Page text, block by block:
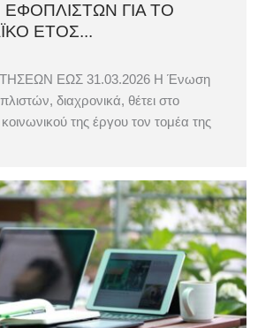
ΓΙΑ ΤΟ
ΕΤΟΣ...
ΕΩΣ 31.03.2026 Η Ένωση
διαχρονικά, θέτει στο
της έργου τον τομέα της